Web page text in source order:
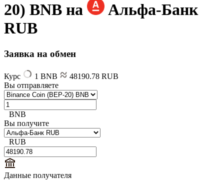
20) BNB на
Альфа-Банк
RUB
Заявка на обмен
Курс 1 BNB
48190.78 RUB
Вы отправляете
BNB
Вы получите
RUB
Данные получателя